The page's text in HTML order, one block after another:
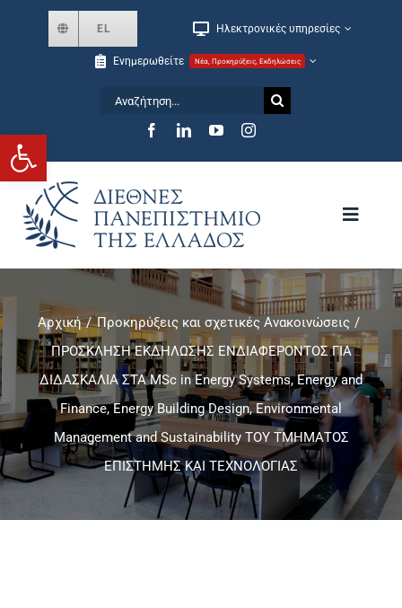
Ανοίξτε τη γραμμή εργαλείων
EL Ηλεκτρονικές υπηρεσίες
Ενημερωθείτε Νέα, Προκηρύξεις, Εκδηλώσεις
Αναζήτηση
Toggle
Σχολές και Τμήματα
Μεταπτυχιακά
Πανεπιστημιακές Μονάδες
Αρχική
Προκηρύξεις και σχετικές Ανακοινώσεις
ΠΡΟΣΚΛΗΣΗ ΕΚΔΗΛΩΣΗΣ ΕΝΔΙΑΦΕΡΟΝΤΟΣ ΓΙΑ
ΔΙΔΑΣΚΑΛΙΑ ΣΤΑ MSc in Energy Systems, Energy and
Finance, Energy Building Design, Environmental
Management and Sustainability ΤΟΥ ΤΜΗΜΑΤΟΣ
ΕΠΙΣΤΗΜΗΣ ΚΑΙ ΤΕΧΝΟΛΟΓΙΑΣ